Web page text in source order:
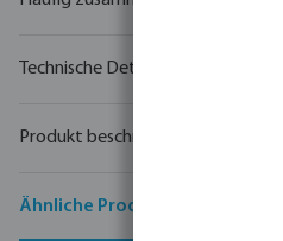
Technische Details
Produkt beschreibung
Ähnliche Produkte